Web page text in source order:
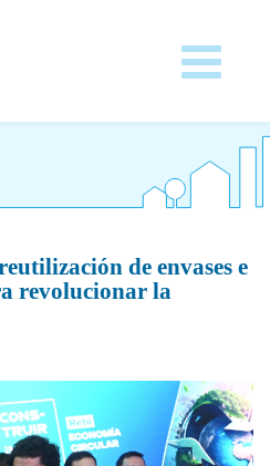
de envases e
revolucionar la